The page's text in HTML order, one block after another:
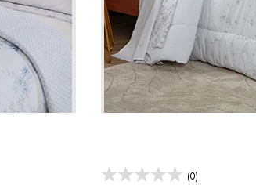
(0)